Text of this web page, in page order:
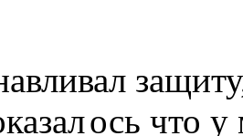
ось что у